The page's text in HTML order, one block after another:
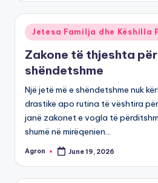
Posted
in
Jetesa Familja dhe Këshilla
Zakone të thjeshta
shëndetshme
Një jetë më e shëndetshme nuk
drastike apo rutina të vështira për
janë zakonet e vogla të
shumë në mirëqenien…
Posted
Agron June 19, 2026